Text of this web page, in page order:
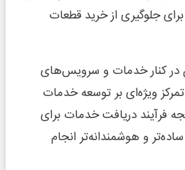
جلوگیری از خرید قطعات
کنار خدمات و سرویس‌های
ویژه‌ای بر توسعه خدمات
فرآیند دریافت خدمات برای
و هوشمندانه‌تر انجام